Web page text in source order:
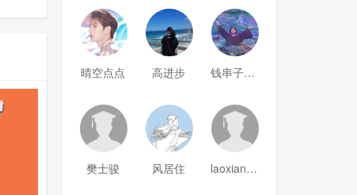
晴空点点 高进步 钱串子123
樊士骏 风居住 laoxianrou